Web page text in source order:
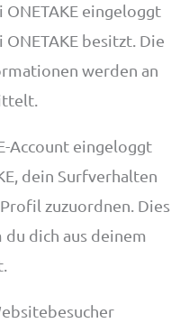
ONETAKE eingeloggt
besitzt. Die
werden an
Account eingeloggt
dein Surfverhalten
zuzuordnen. Dies
dich aus deinem